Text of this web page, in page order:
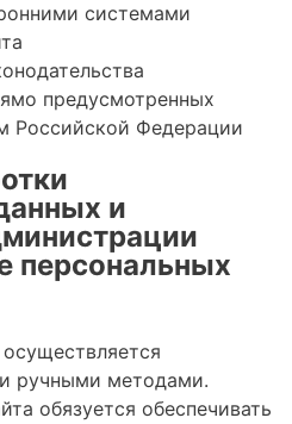
системами
предусмотренных
Российской Федерации
и
персональных
ручными методами.
обязуется обеспечивать